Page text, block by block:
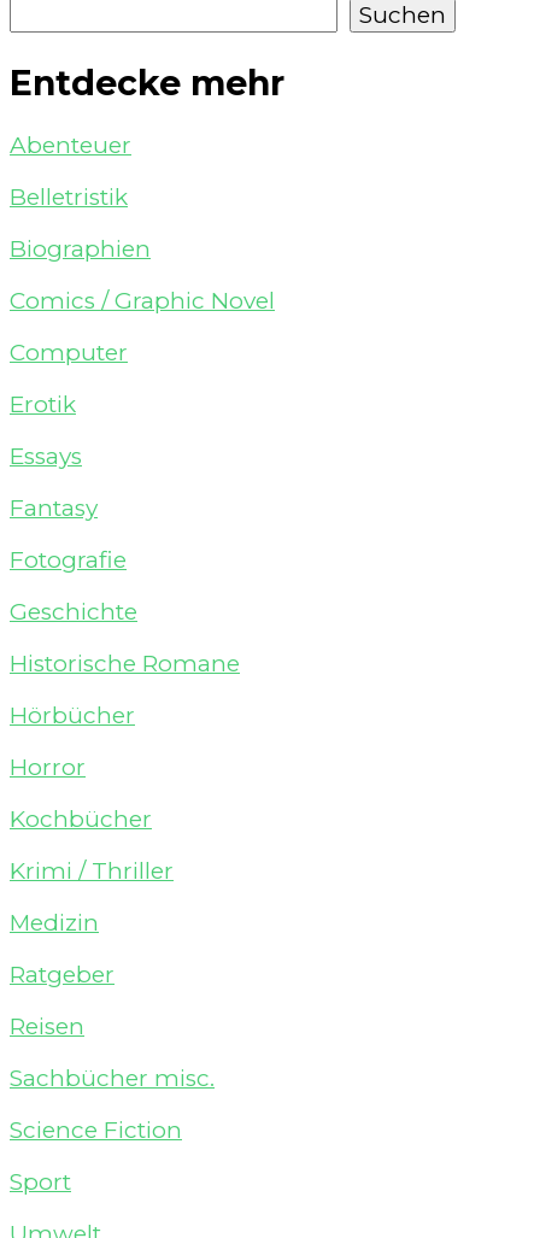
Suchen
Entdecke mehr
Abenteuer
Belletristik
Biographien
Comics / Graphic Novel
Computer
Erotik
Essays
Fantasy
Fotografie
Geschichte
Historische Romane
Hörbücher
Horror
Kochbücher
Krimi / Thriller
Medizin
Ratgeber
Reisen
Sachbücher misc.
Science Fiction
Sport